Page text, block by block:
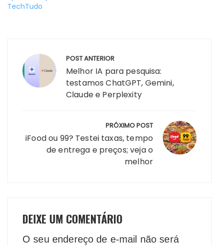
TechTudo
de
Post
POST ANTERIOR
Melhor IA para pesquisa:
testamos ChatGPT, Gemini,
Claude e Perplexity
PRÓXIMO POST
iFood ou 99? Testei taxas, tempo
de entrega e preços; veja o
melhor
DEIXE UM COMENTÁRIO
O seu endereço de e-mail não será